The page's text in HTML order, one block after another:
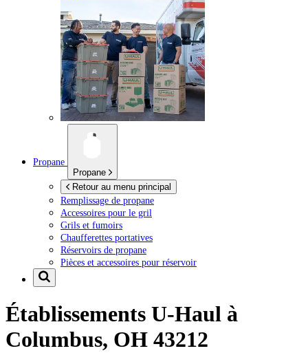
Propane
Propane
Retour au menu principal
Remplissage de propane
Accessoires pour le gril
Grils et fumoirs
Chaufferettes portatives
Réservoirs de propane
Pièces et accessoires pour réservoir
Établissements U-Haul à
Columbus, OH 43212